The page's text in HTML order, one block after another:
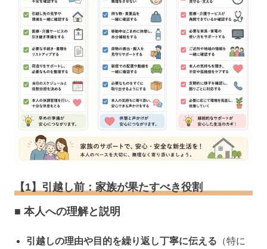
【1】引越し前：家族が果たすべき役割
■ 本人への理解と説明
引越しの理由や目的を繰り返し丁寧に伝える （特に